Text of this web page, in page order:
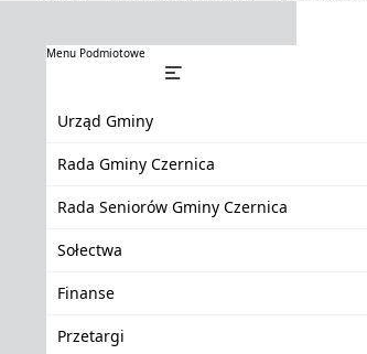
Menu Podmiotowe
Urząd Gminy
Rada Gminy Czernica
Rada Seniorów Gminy Czernica
Sołectwa
Finanse
Przetargi